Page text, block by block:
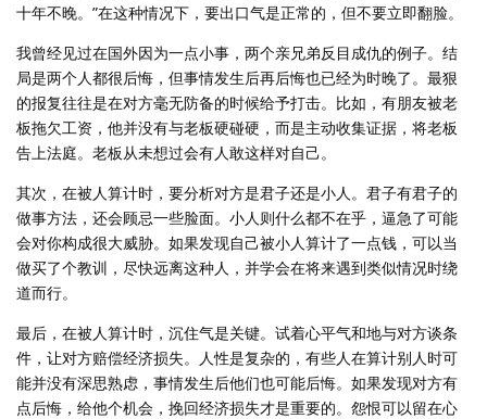
十年不晚。”在这种情况下，要出口气是正常的，但不要立即翻脸。
我曾经见过在国外因为一点小事，两个亲兄弟反目成仇的例子。结
局是两个人都很后悔，但事情发生后再后悔也已经为时晚了。最狠
的报复往往是在对方毫无防备的时候给予打击。比如，有朋友被老
板拖欠工资，他并没有与老板硬碰硬，而是主动收集证据，将老板
告上法庭。老板从未想过会有人敢这样对自己。
其次，在被人算计时，要分析对方是君子还是小人。君子有君子的
做事方法，还会顾忌一些脸面。小人则什么都不在乎，逼急了可能
会对你构成很大威胁。如果发现自己被小人算计了一点钱，可以当
做买了个教训，尽快远离这种人，并学会在将来遇到类似情况时绕
道而行。
最后，在被人算计时，沉住气是关键。试着心平气和地与对方谈条
件，让对方赔偿经济损失。人性是复杂的，有些人在算计别人时可
能并没有深思熟虑，事情发生后他们也可能后悔。如果发现对方有
点后悔，给他个机会，挽回经济损失才是重要的。怨恨可以留在心